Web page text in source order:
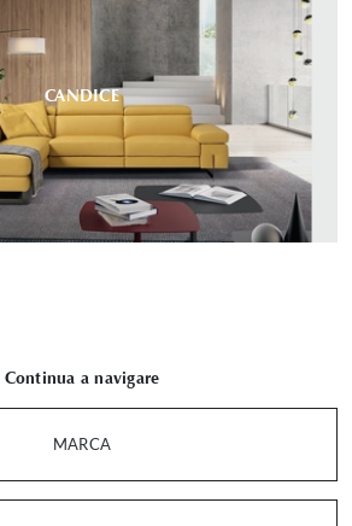
CANDICE
Continua a navigare
MARCA